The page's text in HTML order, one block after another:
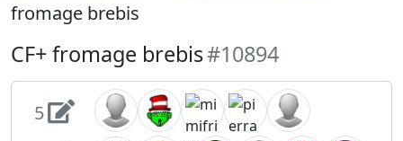
fromage brebis
CF+ fromage brebis#10894
5